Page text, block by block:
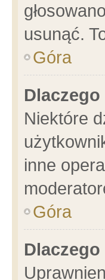
usunąć.
Góra
Niektóre
inne
Góra